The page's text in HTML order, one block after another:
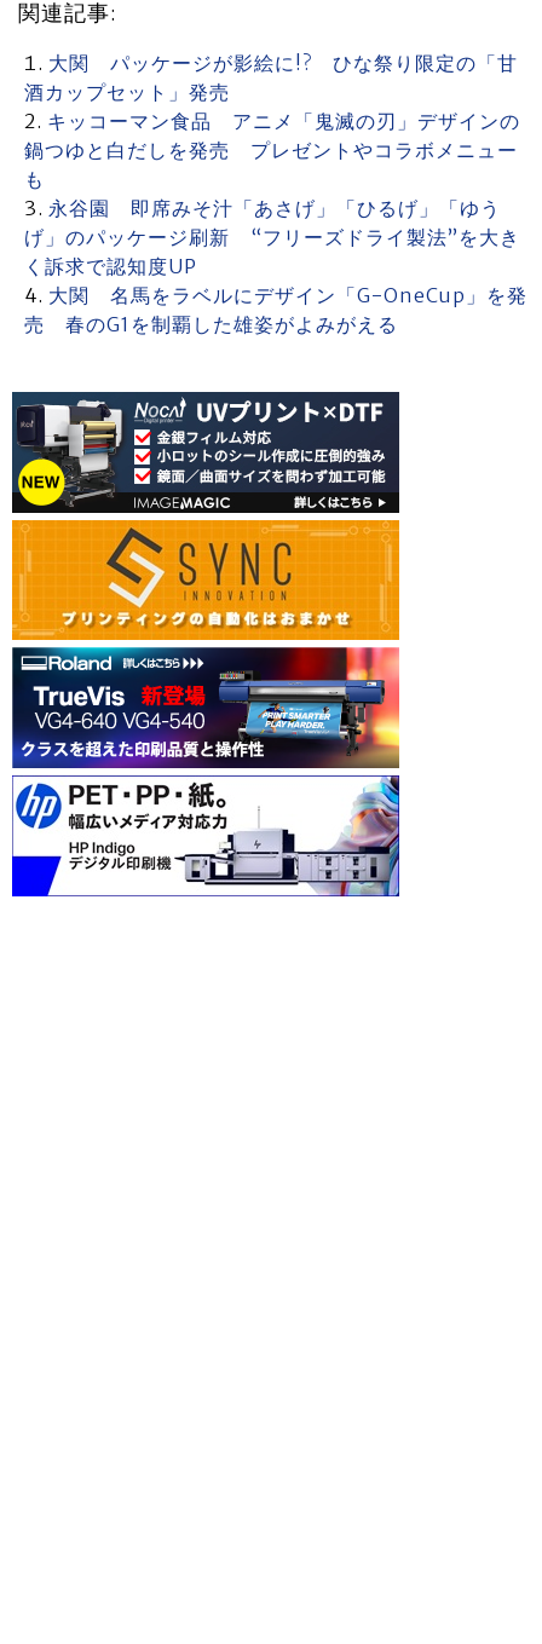
関連記事:
大関 パッケージが影絵に!? ひな祭り限定の「甘
酒カップセット」発売
キッコーマン食品 アニメ「鬼滅の刃」デザインの
鍋つゆと白だしを発売 プレゼントやコラボメニュー
も
永谷園 即席みそ汁「あさげ」「ひるげ」「ゆう
げ」のパッケージ刷新 “フリーズドライ製法”を大き
く訴求で認知度UP
大関 名馬をラベルにデザイン「G-OneCup」を発
売 春のG1を制覇した雄姿がよみがえる